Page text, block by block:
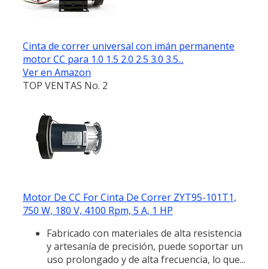
Cinta de correr universal con imán permanente
motor CC para 1.0 1.5 2.0 2.5 3.0 3.5...
Ver en Amazon
TOP VENTAS No. 2
Motor De CC For Cinta De Correr ZYT95-101T1,
750 W, 180 V, 4100 Rpm, 5 A, 1 HP
Fabricado con materiales de alta resistencia
y artesanía de precisión, puede soportar un
uso prolongado y de alta frecuencia, lo que...